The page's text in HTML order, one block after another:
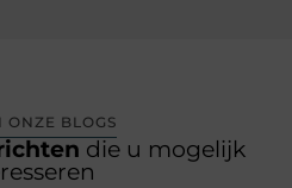
ONZE BLOGS
die u mogelijk